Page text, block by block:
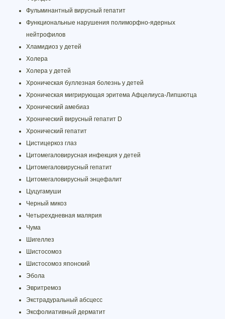
Фульминантный вирусный гепатит
Функциональные нарушения полиморфно-ядерных
нейтрофилов
Хламидиоз у детей
Холера
Холера у детей
Хроническая буллезная болезнь у детей
Хроническая мигрирующая эритема Афцелиуса-Липшютца
Хронический амебиаз
Хронический вирусный гепатит D
Хронический гепатит
Цистицеркоз глаз
Цитомегаловирусная инфекция у детей
Цитомегаловирусный гепатит
Цитомегаловирусный энцефалит
Цуцугамуши
Черный микоз
Четырехдневная малярия
Чума
Шигеллез
Шистосомоз
Шистосомоз японский
Эбола
Эвритремоз
Экстрадуральный абсцесс
Эксфолиативный дерматит